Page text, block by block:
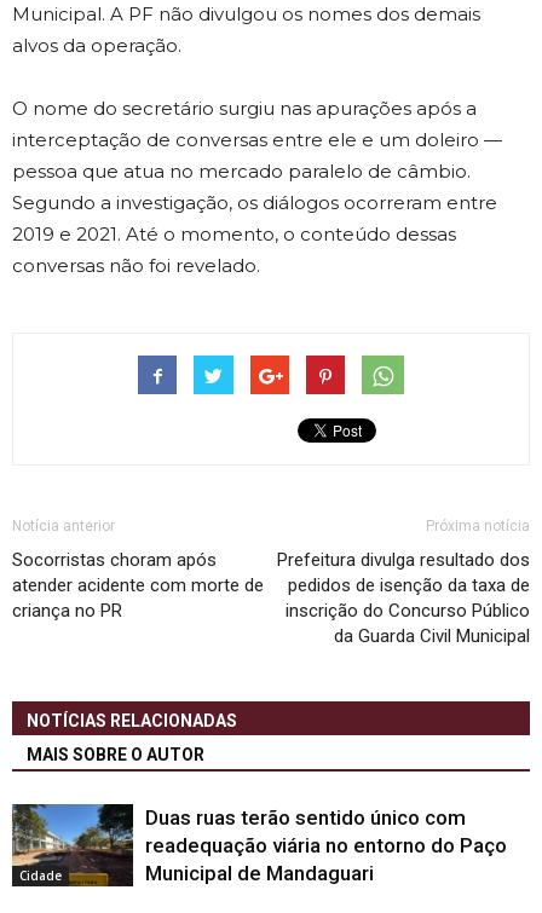
Municipal. A PF não divulgou os nomes dos demais
alvos da operação.
O nome do secretário surgiu nas apurações após a
interceptação de conversas entre ele e um doleiro —
pessoa que atua no mercado paralelo de câmbio.
Segundo a investigação, os diálogos ocorreram entre
2019 e 2021. Até o momento, o conteúdo dessas
conversas não foi revelado.
Notícia anterior
Socorristas choram após
atender acidente com morte de
criança no PR
Próxima notícia
Prefeitura divulga resultado dos
pedidos de isenção da taxa de
inscrição do Concurso Público
da Guarda Civil Municipal
NOTÍCIAS RELACIONADAS
MAIS SOBRE O AUTOR
Cidade
Duas ruas terão sentido único com
readequação viária no entorno do Paço
Municipal de Mandaguari